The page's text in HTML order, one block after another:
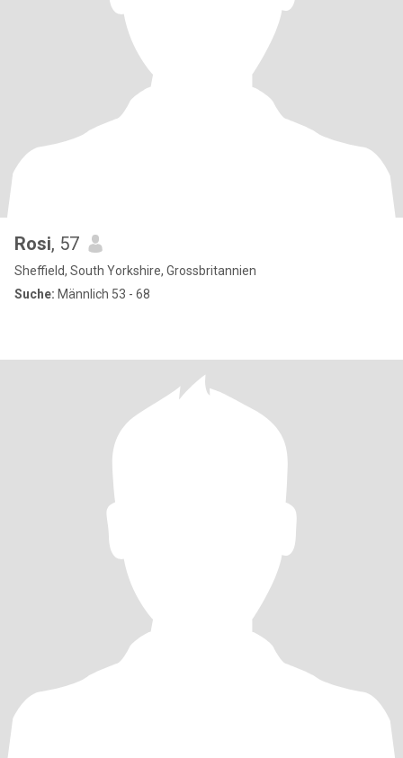
Rosi, 57
Sheffield, South Yorkshire, Grossbritannien
Suche: Männlich 53 - 68